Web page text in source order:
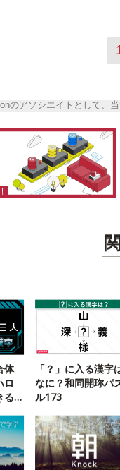
のアソシエイトとして、
体
ロ
る
「？」に入る漢字
なに？和同開珎パ
ル173